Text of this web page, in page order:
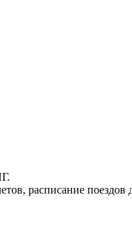
расписание поездов